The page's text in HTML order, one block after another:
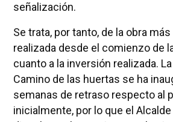
señalización.
Se trata, por tanto, de la obra
realizada desde el comienzo de
cuanto a la inversión realizada.
Camino de las huertas se ha
semanas de retraso respecto al
inicialmente, por lo que el